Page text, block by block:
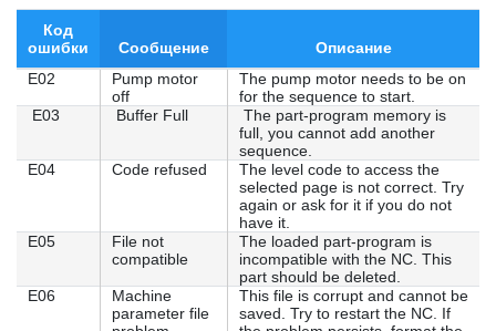
Код
ошибки
Сообщение
Описание
E02
Pump motor
off
The pump motor needs to be on
for the sequence to start.
E03
Buffer Full
The part-program memory is
full, you cannot add another
sequence.
E04
Code refused
The level code to access the
selected page is not correct. Try
again or ask for it if you do not
have it.
E05
File not
compatible
The loaded part-program is
incompatible with the NC. This
part should be deleted.
E06
Machine
parameter file
This file is corrupt and cannot be
saved. Try to restart the NC. If